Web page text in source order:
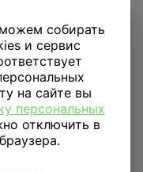
собирать
и сервис
на сайте вы
персональных
отключить в